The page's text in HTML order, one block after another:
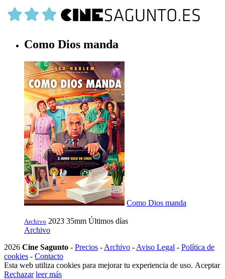
Como Dios manda
Como Dios manda
Archivo 2023 35mm Últimos días
Archivo
2026 Cine Sagunto - Precios - Archivo - Aviso Legal - Política de
cookies - Contacto
Esta web utiliza cookies para mejorar tu experiencia de uso. Aceptar
Rechazar leer más